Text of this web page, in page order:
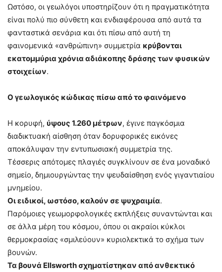
Ωστόσο, οι γεωλόγοι υποστηρίζουν ότι η πραγματικότητα
είναι πολύ πιο σύνθετη και ενδιαφέρουσα από αυτά τα
φανταστικά σενάρια και ότι πίσω από αυτή τη
φαινομενικά «ανθρώπινη» συμμετρία κρύβονται
εκατομμύρια χρόνια αδιάκοπης δράσης των φυσικών
στοιχείων.
Ο γεωλογικός κώδικας πίσω από το φαινόμενο
Η κορυφή, ύψους 1.260 μέτρων, έγινε παγκόσμια
διαδικτυακή αίσθηση όταν δορυφορικές εικόνες
αποκάλυψαν την εντυπωσιακή συμμετρία της.
Τέσσερις απότομες πλαγιές συγκλίνουν σε ένα μοναδικό
σημείο, δημιουργώντας την ψευδαίσθηση ενός γιγαντιαίου
μνημείου.
Οι ειδικοί, ωστόσο, καλούν σε ψυχραιμία.
Παρόμοιες γεωμορφολογικές εκπλήξεις συναντώνται και
σε άλλα μέρη του κόσμου, όπου οι ακραίοι κύκλοι
θερμοκρασίας «σμιλεύουν» κυριολεκτικά το σχήμα των
βουνών.
Τα βουνά Ellsworth σχηματίστηκαν από ανθεκτικό